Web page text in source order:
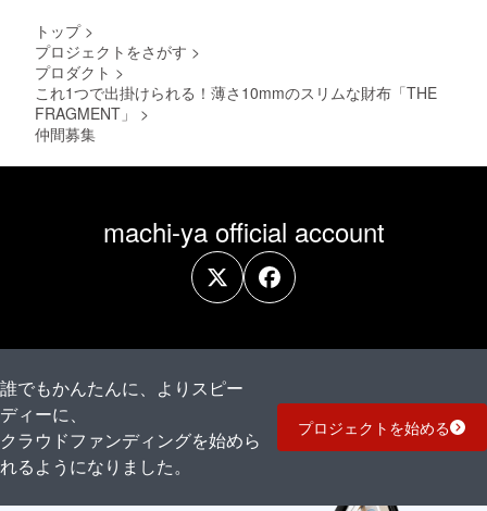
トップ >
プロジェクトをさがす >
プロダクト >
これ1つで出掛けられる！薄さ10mmのスリムな財布「THE
FRAGMENT」
>
仲間募集
machi-ya official account
誰でもかんたんに、よりスピー
ディーに、
クラウドファンディングを始めら
れるようになりました。
プロジェクトを始める